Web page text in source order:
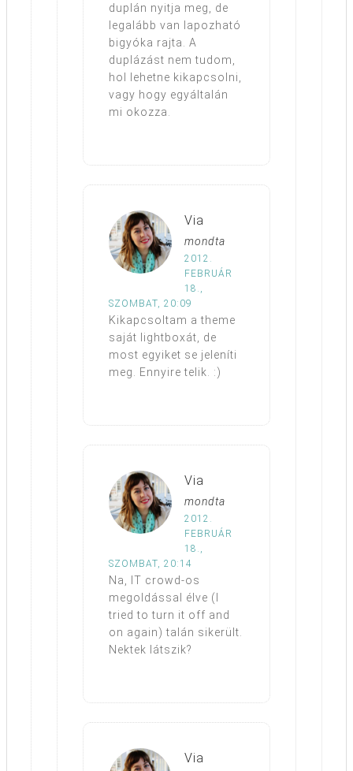
duplán nyitja meg, de
legalább van lapozható
bigyóka rajta. A
duplázást nem tudom,
hol lehetne kikapcsolni,
vagy hogy egyáltalán
mi okozza.
Via
mondta
2012.
FEBRUÁR
18.,
SZOMBAT, 20:09
Kikapcsoltam a theme
saját lightboxát, de
most egyiket se jeleníti
meg. Ennyire telik. :)
Via
mondta
2012.
FEBRUÁR
18.,
SZOMBAT, 20:14
Na, IT crowd-os
megoldással élve (I
tried to turn it off and
on again) talán sikerült.
Nektek látszik?
Via